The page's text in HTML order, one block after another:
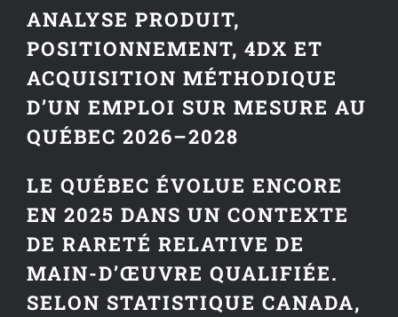
ANALYSE PRODUIT,
POSITIONNEMENT, 4DX ET
ACQUISITION MÉTHODIQUE
D’UN EMPLOI SUR MESURE AU
QUÉBEC 2026–2028
LE QUÉBEC ÉVOLUE ENCORE
EN 2025 DANS UN CONTEXTE
DE RARETÉ RELATIVE DE
MAIN-D’ŒUVRE QUALIFIÉE.
SELON STATISTIQUE CANADA,